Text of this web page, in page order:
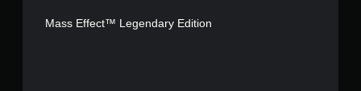
Mass Effect™ Legendary Edition